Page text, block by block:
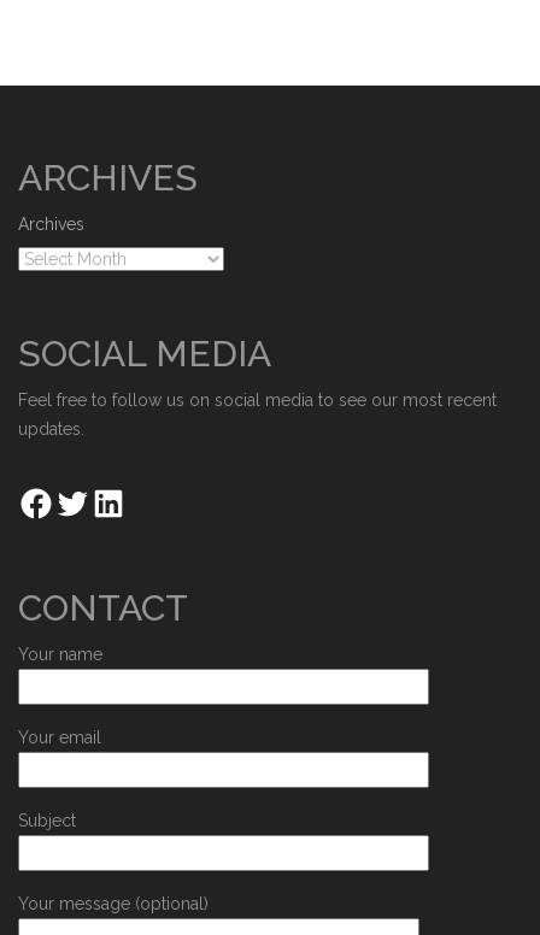
ARCHIVES
Archives
SOCIAL MEDIA
Feel free to follow us on social media to see our most recent
updates.
CONTACT
Your name
Your email
Subject
Your message (optional)